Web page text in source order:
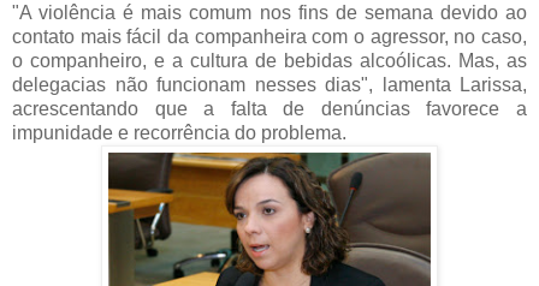
"A violência é mais comum nos fins de semana devido ao
contato mais fácil da companheira com o agressor, no caso,
o companheiro, e a cultura de bebidas alcoólicas. Mas, as
delegacias não funcionam nesses dias", lamenta Larissa,
acrescentando que a falta de denúncias favorece a
impunidade e recorrência do problema.